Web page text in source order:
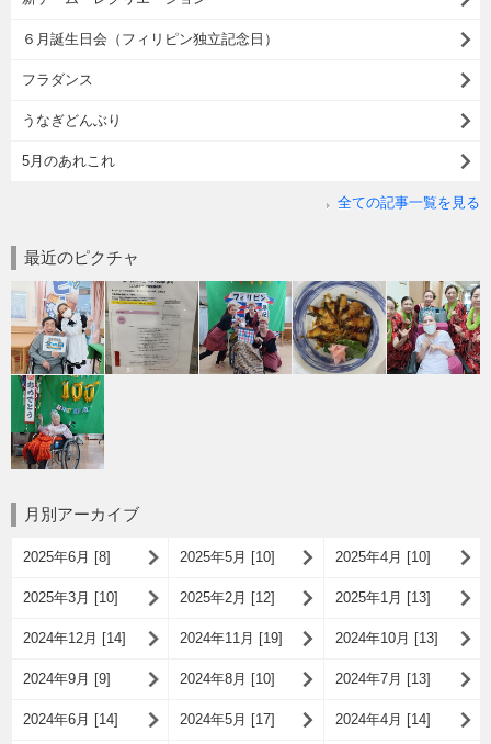
６月誕生日会（フィリピン独立記念日）
フラダンス
うなぎどんぶり
5月のあれこれ
全ての記事一覧を見る
最近のピクチャ
月別アーカイブ
2025年6月 [8] 2025年5月 [10] 2025年4月 [10]
2025年3月 [10] 2025年2月 [12] 2025年1月 [13]
2024年12月 [14] 2024年11月 [19] 2024年10月 [13]
2024年9月 [9] 2024年8月 [10] 2024年7月 [13]
2024年6月 [14] 2024年5月 [17] 2024年4月 [14]